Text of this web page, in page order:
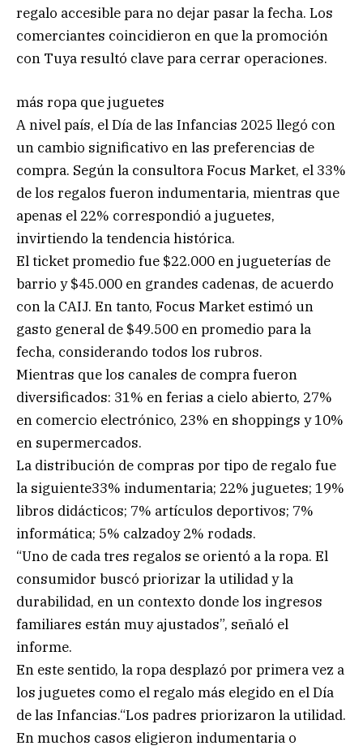
regalo accesible para no dejar pasar la fecha. Los
comerciantes coincidieron en que la promoción
con Tuya resultó clave para cerrar operaciones.
más ropa que juguetes
A nivel país, el Día de las Infancias 2025 llegó con
un cambio significativo en las preferencias de
compra. Según la consultora Focus Market, el 33%
de los regalos fueron indumentaria, mientras que
apenas el 22% correspondió a juguetes,
invirtiendo la tendencia histórica.
El ticket promedio fue $22.000 en jugueterías de
barrio y $45.000 en grandes cadenas, de acuerdo
con la CAIJ. En tanto, Focus Market estimó un
gasto general de $49.500 en promedio para la
fecha, considerando todos los rubros.
Mientras que los canales de compra fueron
diversificados: 31% en ferias a cielo abierto, 27%
en comercio electrónico, 23% en shoppings y 10%
en supermercados.
La distribución de compras por tipo de regalo fue
la siguiente33% indumentaria; 22% juguetes; 19%
libros didácticos; 7% artículos deportivos; 7%
informática; 5% calzadoy 2% rodads.
“Uno de cada tres regalos se orientó a la ropa. El
consumidor buscó priorizar la utilidad y la
durabilidad, en un contexto donde los ingresos
familiares están muy ajustados”, señaló el
informe.
En este sentido, la ropa desplazó por primera vez a
los juguetes como el regalo más elegido en el Día
de las Infancias.“Los padres priorizaron la utilidad.
En muchos casos eligieron indumentaria o